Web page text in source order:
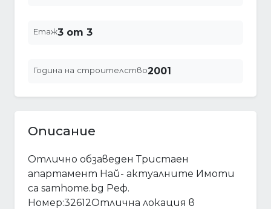
Етаж3 от 3
Година на строителство2001
Описание
Отлично обзаведен Тристаен
апартамент Най- актуалните Имоти
са samhome.bg Реф.
Номер:32612Отлична локация в